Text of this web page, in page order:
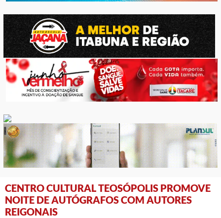
CENTRO CULTURAL TEOSÓPOLIS PROMOVE
NOITE DE AUTÓGRAFOS COM AUTORES
REIGONAIS